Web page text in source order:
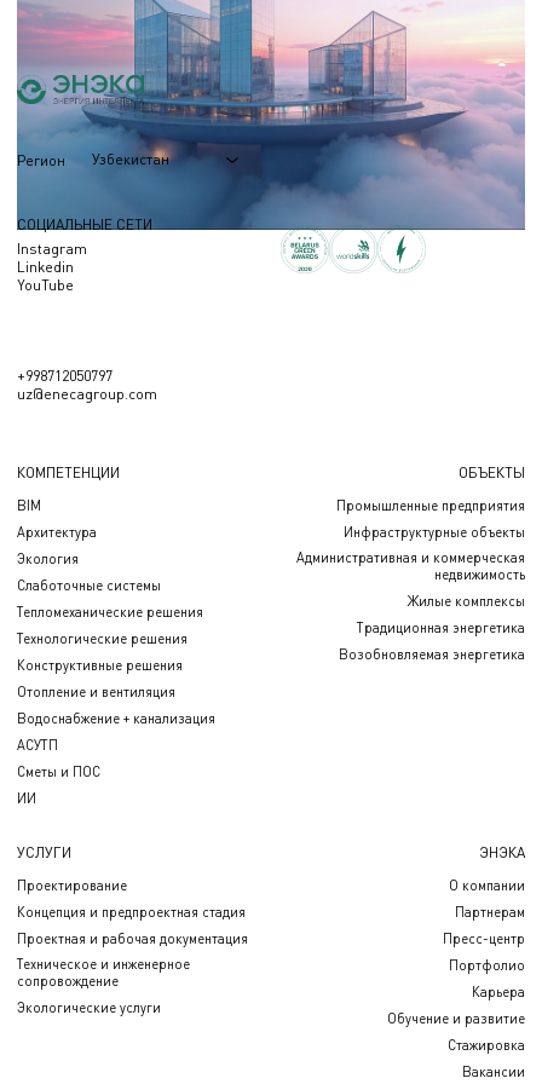
управлять проектами. Узнайте, что правда, а что миф в использовании BIM!
26.12.2024
Регион Узбекистан
СОЦИАЛЬНЫЕ СЕТИ
Instagram
Linkedin
YouTube
+998712050797
uz@enecagroup.com
КОМПЕТЕНЦИИ
BIM
Архитектура
Экология
Слаботочные системы
Тепломеханические решения
Технологические решения
Конструктивные решения
Отопление и вентиляция
Водоснабжение + канализация
АСУТП
Сметы и ПОС
ИИ
ОБЪЕКТЫ
Промышленные предприятия
Инфраструктурные объекты
Административная и коммерческая
недвижимость
Жилые комплексы
Традиционная энергетика
Возобновляемая энергетика
УСЛУГИ
Проектирование
Концепция и предпроектная стадия
Проектная и рабочая документация
Техническое и инженерное
сопровождение
Экологические услуги
ЭНЭКА
О компании
Партнерам
Пресс-центр
Портфолио
Карьера
Обучение и развитие
Стажировка
Вакансии